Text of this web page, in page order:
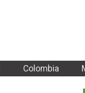
Colombia